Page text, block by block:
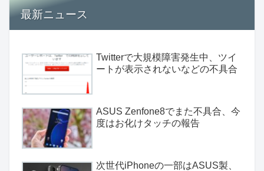
最新ニュース
Twitterで大規模障害発生中、ツイ
ートが表示されないなどの不具合
ASUS Zenfone8でまた不具合、今
度はお化けタッチの報告
次世代iPhoneの一部はASUS製、